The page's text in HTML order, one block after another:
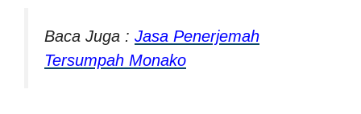
Baca Juga : Jasa Penerjemah
Tersumpah Monako